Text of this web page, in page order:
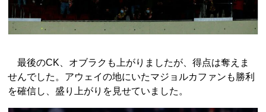
最後のCK、オブラクも上がりましたが、得点は奪えま
せんでした。アウェイの地にいたマジョルカファンも勝利
を確信し、盛り上がりを見せていました。